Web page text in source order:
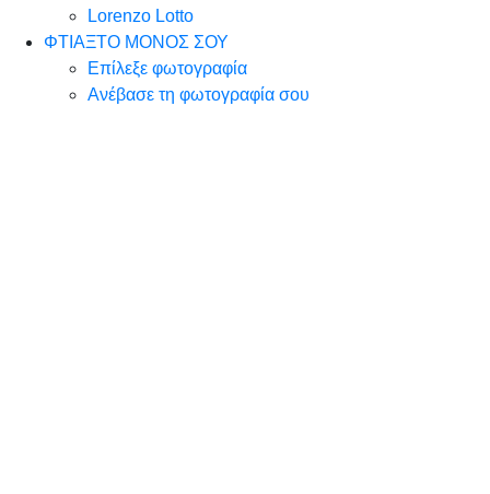
Lorenzo Lotto
ΦΤΙΑΞΤΟ ΜΟΝΟΣ ΣΟΥ
Επίλεξε φωτογραφία
Ανέβασε τη φωτογραφία σου